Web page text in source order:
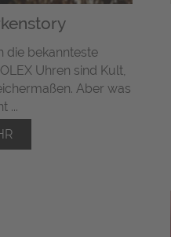
die bekannteste
Uhren sind Kult,
Aber was
...